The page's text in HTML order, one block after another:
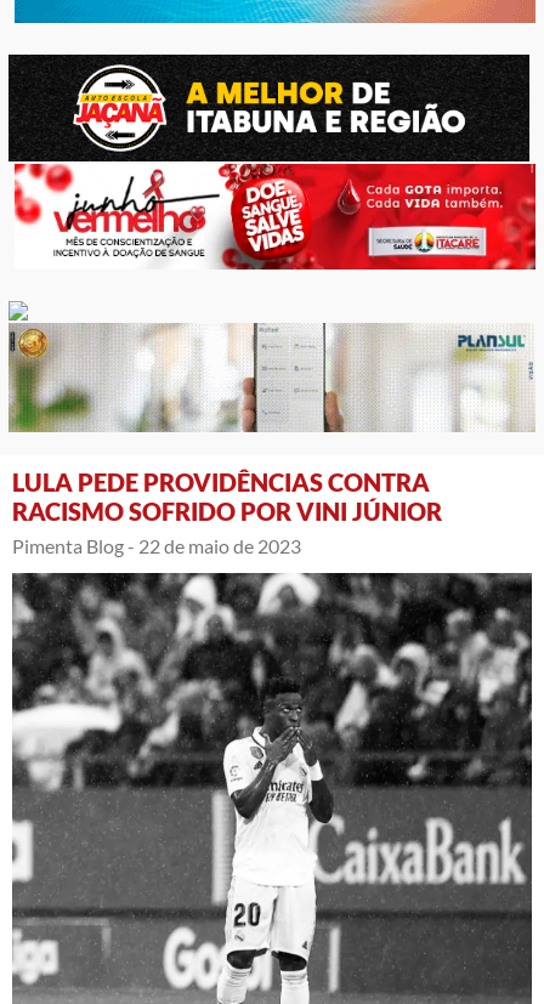
LULA PEDE PROVIDÊNCIAS CONTRA
RACISMO SOFRIDO POR VINI JÚNIOR
Pimenta Blog - 22 de maio de 2023